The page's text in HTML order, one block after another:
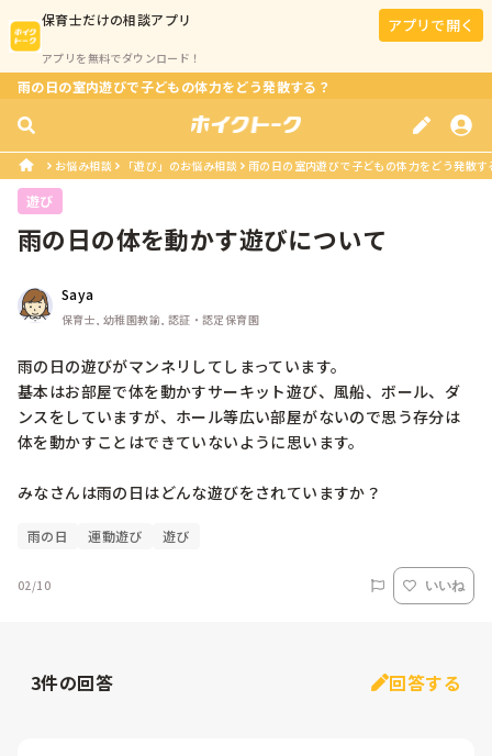
保育士だけの相談アプリ
アプリを無料でダウンロード！
アプリで開く
雨の日の室内遊びで子どもの体力をどう発散する？
お悩み相談 「遊び」のお悩み相談 雨の日の室内遊びで子どもの体力をどう発散す
遊び
雨の日の体を動かす遊びについて
Saya
保育士, 幼稚園教諭, 認証・認定保育園
雨の日の遊びがマンネリしてしまっています。
基本はお部屋で体を動かすサーキット遊び、風船、ボール、ダ
ンスをしていますが、ホール等広い部屋がないので思う存分は
体を動かすことはできていないように思います。
みなさんは雨の日はどんな遊びをされていますか？
雨の日 運動遊び 遊び
02/10 いいね
3件の回答 回答する